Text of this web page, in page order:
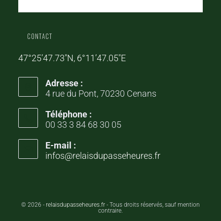
CONTACT
47°25’47.73″N, 6°11’47.05″E
Adresse :
4 rue du Pont, 70230 Cenans
Téléphone :
00 33 3 84 68 30 05
E-mail :
infos@relaisdupasseheures.fr
© 2026 - relaisdupasseheures.fr - Tous droits réservés, sauf mention
contraire.